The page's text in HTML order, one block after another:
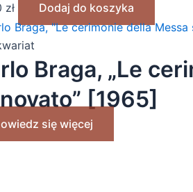
zł
Dodaj do koszyka
Braga, „Le
[1965]
się więcej